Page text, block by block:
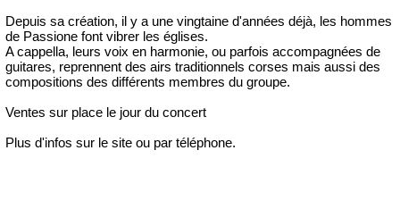
Depuis sa création, il y a une vingtaine d'années déjà, les hommes
de Passione font vibrer les églises.
A cappella, leurs voix en harmonie, ou parfois accompagnées de
guitares, reprennent des airs traditionnels corses mais aussi des
compositions des différents membres du groupe.
Ventes sur place le jour du concert
Plus d'infos sur le site ou par téléphone.